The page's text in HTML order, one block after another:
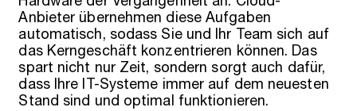
Anbieter übernehmen diese Aufgaben
automatisch, sodass Sie und Ihr Team sich auf
das Kerngeschäft konzentrieren können. Das
spart nicht nur Zeit, sondern sorgt auch dafür,
dass Ihre IT-Systeme immer auf dem neuesten
Stand sind und optimal funktionieren.